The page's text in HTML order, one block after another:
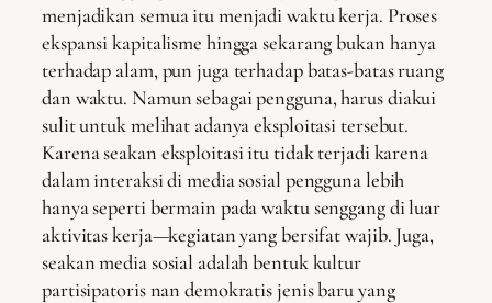
menjadikan semua itu menjadi waktu kerja. Proses
ekspansi kapitalisme hingga sekarang bukan hanya
terhadap alam, pun juga terhadap batas-batas ruang
dan waktu. Namun sebagai pengguna, harus diakui
sulit untuk melihat adanya eksploitasi tersebut.
Karena seakan eksploitasi itu tidak terjadi karena
dalam interaksi di media sosial pengguna lebih
hanya seperti bermain pada waktu senggang di luar
aktivitas kerja—kegiatan yang bersifat wajib. Juga,
seakan media sosial adalah bentuk kultur
partisipatoris nan demokratis jenis baru yang